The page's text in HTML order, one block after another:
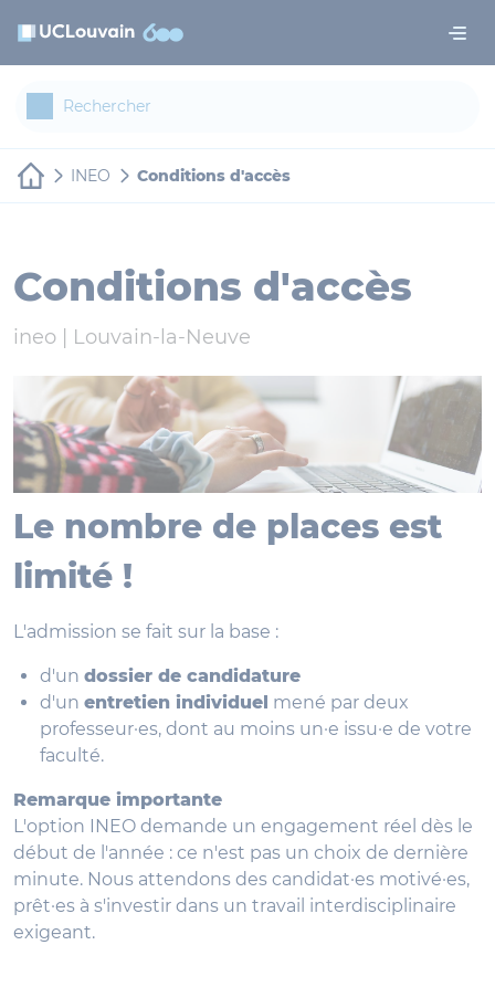
INEO Conditions d'accès
Conditions d'accès
ineo | Louvain-la-Neuve
Le nombre de places est
limité !
L'admission se fait sur la base :
d'un dossier de candidature
d'un entretien individuel mené par deux
professeur·es, dont au moins un·e issu·e de votre
faculté.
Remarque importante
L'option INEO demande un engagement réel dès le
début de l'année : ce n'est pas un choix de dernière
minute. Nous attendons des candidat·es motivé·es,
prêt·es à s'investir dans un travail interdisciplinaire
exigeant.